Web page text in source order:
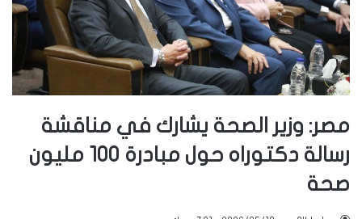
مصر: وزير الصحة يشارك في مناقشة
رسالة دكتوراه حول مبادرة 100 مليون
صحة